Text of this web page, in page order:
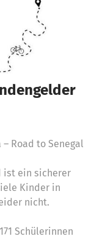
Road to Senegal
ist ein sicherer
Kinder in
nicht.
Schülerinnen